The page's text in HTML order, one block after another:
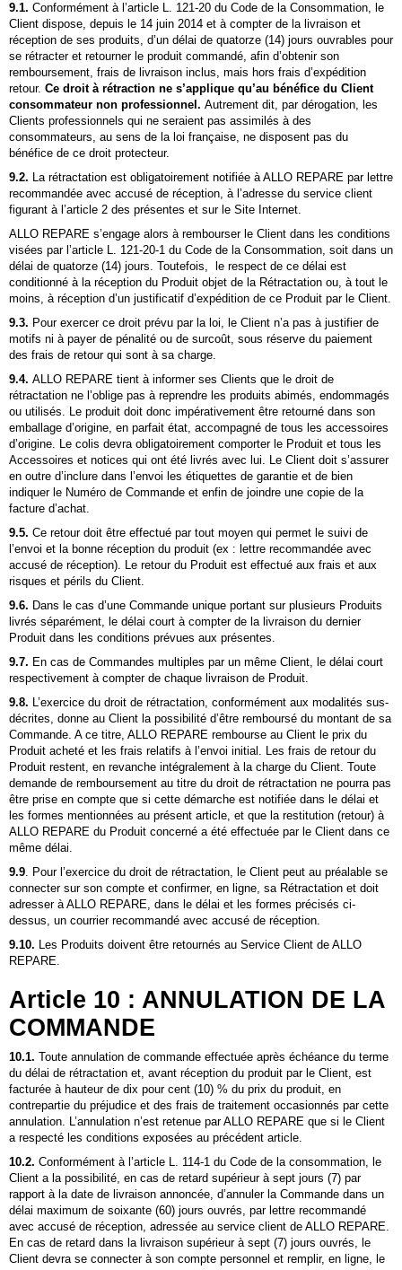
9.1. Conformément à l’article L. 121-20 du Code de la Consommation, le
Client dispose, depuis le 14 juin 2014 et à compter de la livraison et
réception de ses produits, d’un délai de quatorze (14) jours ouvrables pour
se rétracter et retourner le produit commandé, afin d’obtenir son
remboursement, frais de livraison inclus, mais hors frais d’expédition
retour. Ce droit à rétraction ne s’applique qu’au bénéfice du Client
consommateur non professionnel. Autrement dit, par dérogation, les
Clients professionnels qui ne seraient pas assimilés à des
consommateurs, au sens de la loi française, ne disposent pas du
bénéfice de ce droit protecteur.
9.2. La rétractation est obligatoirement notifiée àALLO REPARE par lettre
recommandée avec accusé de réception, à l’adresse du service client
figurant à l’article 2 des présentes et sur le Site Internet.
ALLO REPARE s’engage alors à rembourser le Client dans les conditions
visées par l’article L. 121-20-1 du Code de la Consommation, soit dans un
délai de quatorze (14) jours. Toutefois, le respect de ce délai est
conditionné à la réception du Produit objet de la Rétractation ou, à tout le
moins, à réception d’un justificatif d’expédition de ce Produit par le Client.
9.3. Pour exercer ce droit prévu par la loi, le Client n’a pas à justifier de
motifs ni à payer de pénalité ou de surcoût, sous réserve du paiement
des frais de retour qui sont à sa charge.
9.4. ALLO REPARE tient à informer ses Clients que le droit de
rétractation ne l’oblige pas à reprendre les produits abimés, endommagés
ou utilisés. Le produit doit donc impérativement être retourné dans son
emballage d’origine, en parfait état, accompagné de tous les accessoires
d’origine. Le colis devra obligatoirement comporter le Produit et tous les
Accessoires et notices qui ont été livrés avec lui. Le Client doit s’assurer
en outre d’inclure dans l’envoi les étiquettes de garantie et de bien
indiquer le Numéro de Commande et enfin de joindre une copie de la
facture d’achat.
9.5. Ce retour doit être effectué par tout moyen qui permet le suivi de
l’envoi et la bonne réception du produit (ex : lettre recommandée avec
accusé de réception). Le retour du Produit est effectué aux frais et aux
risques et périls du Client.
9.6. Dans le cas d’une Commande unique portant sur plusieurs Produits
livrés séparément, le délai court à compter de la livraison du dernier
Produit dans les conditions prévues aux présentes.
9.7. En cas de Commandes multiples par un même Client, le délai court
respectivement à compter de chaque livraison de Produit.
9.8. L’exercice du droit de rétractation, conformément aux modalités sus-
décrites, donne au Client la possibilité d’être remboursé du montant de sa
Commande. A ce titre, ALLO REPARE rembourse au Client le prix du
Produit acheté et les frais relatifs à l’envoi initial. Les frais de retour du
Produit restent, en revanche intégralement à la charge du Client. Toute
demande de remboursement au titre du droit de rétractation ne pourra pas
être prise en compte que si cette démarche est notifiée dans le délai et
les formes mentionnées au présent article, et que la restitution (retour) à
ALLO REPARE du Produit concerné a été effectuée par le Client dans ce
même délai.
9.9. Pour l’exercice du droit de rétractation, le Client peut au préalable se
connecter sur son compte et confirmer, en ligne, sa Rétractation et doit
adresser àALLO REPARE, dans le délai et les formes précisés ci-
dessus, un courrier recommandé avec accusé de réception.
9.10. Les Produits doivent être retournés au Service Client de ALLO
REPARE.
Article 10 : ANNULATION DE LA
COMMANDE
10.1. Toute annulation de commande effectuée après échéance du terme
du délai de rétractation et, avant réception du produit par le Client, est
facturée à hauteur de dix pour cent (10) % du prix du produit, en
contrepartie du préjudice et des frais de traitement occasionnés par cette
annulation. L’annulation n’est retenue parALLO REPARE que si le Client
a respecté les conditions exposées au précédent article.
10.2. Conformément à l’article L. 114-1 du Code de la consommation, le
Client a la possibilité, en cas de retard supérieur à sept jours (7) par
rapport à la date de livraison annoncée, d’annuler la Commande dans un
délai maximum de soixante (60) jours ouvrés, par lettre recommandé
avec accusé de réception, adressée au service client de ALLO REPARE.
En cas de retard dans la livraison supérieur à sept (7) jours ouvrés, le
Client devra se connecter à son compte personnel et remplir, en ligne, le